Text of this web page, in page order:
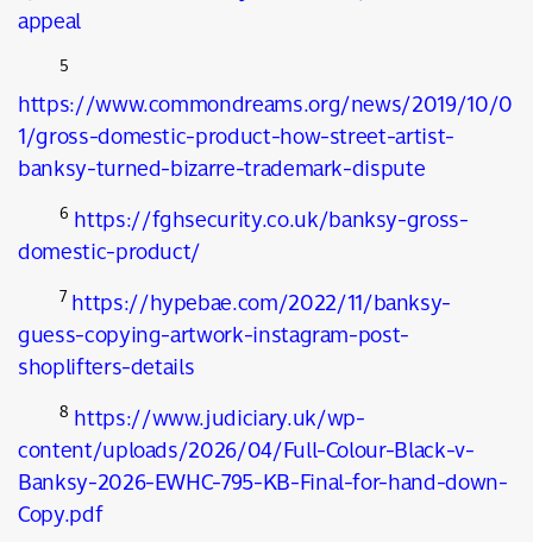
appeal
5
https://www.commondreams.org/news/2019/10/0
1/gross-domestic-product-how-street-artist-
banksy-turned-bizarre-trademark-dispute
6 https://fghsecurity.co.uk/banksy-gross-
domestic-product/
7 https://hypebae.com/2022/11/banksy-
guess-copying-artwork-instagram-post-
shoplifters-details
8 https://www.judiciary.uk/wp-
content/uploads/2026/04/Full-Colour-Black-v-
Banksy-2026-EWHC-795-KB-Final-for-hand-down-
Copy.pdf